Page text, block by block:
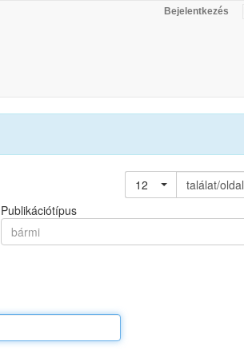
Bejelentkezés
12
találat/oldal
Publikációtípus
bármi